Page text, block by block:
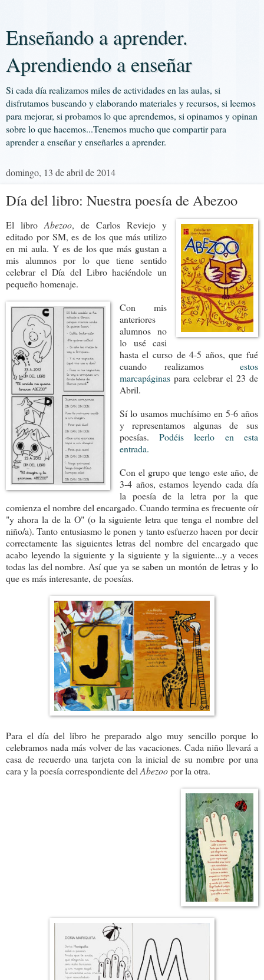
Enseñando a aprender.
Aprendiendo a enseñar
Si cada día realizamos miles de actividades en las aulas, si
disfrutamos buscando y elaborando materiales y recursos, si leemos
para mejorar, si probamos lo que aprendemos, si opinamos y opinan
sobre lo que hacemos...Tenemos mucho que compartir para
aprender a enseñar y enseñarles a aprender.
domingo, 13 de abril de 2014
Día del libro: Nuestra poesía de Abezoo
El libroAbezoo, de Carlos Reviejo y
editado por SM, es de los que más utilizo
en mi aula. Y es de los que más gustan a
mis alumnos por lo que tiene sentido
celebrar el Día del Libro haciéndole un
pequeño homenaje.
Con mis
anteriores
alumnos no
lo usé casi
hasta el curso de 4-5 años, que fué
cuando realizamos estos
marcapáginas para celebrar el 23 de
Abril.
Sí lo usamos muchísimo en 5-6 años
y representamos algunas de sus
poesías.Podéis leerlo en esta
entrada.
Con el grupo que tengo este año, de
3-4 años, estamos leyendo cada día
la poesía de la letra por la que
comienza el nombre del encargado. Cuando termina es frecuente oír
"y ahora la de la O" (o la siguiente letra que tenga el nombre del
niño/a). Tanto entusiasmo le ponen y tanto esfuerzo hacen por decir
correctamente las siguientes letras del nombre del encargado que
acabo leyendo la siguiente y la siguiente y la siguiente...y a veces
todas las del nombre. Así que ya se saben un montón de letras y lo
que es más interesante, de poesías.
Para el día del libro he preparado algo muy sencillo porque lo
celebramos nada más volver de las vacaciones. Cada niño llevará a
casa de recuerdo una tarjeta con la inicial de su nombre por una
cara y la poesía correspondiente del Abezoopor la otra.